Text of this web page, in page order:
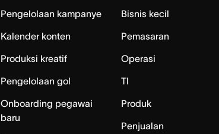
Pengelolaan kampanye
Kalender konten
Produksi kreatif
Pengelolaan gol
Onboarding pegawai
baru
Bisnis kecil
Pemasaran
Operasi
TI
Produk
Penjualan